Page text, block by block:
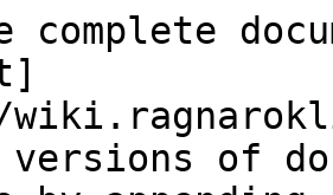
complete
versions of